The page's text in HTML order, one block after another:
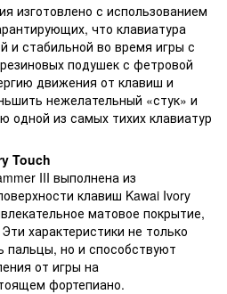
изготовлено с использованием
что клавиатура
и стабильной во время игры с
подушек с фетровой
движения от клавиш и
нежелательный «стук» и
одной из самых тихих клавиатур
Touch
III выполнена из
клавиш Kawai Ivory
матовое покрытие,
характеристики не только
пальцы, но и способствуют
от игры на
фортепиано.